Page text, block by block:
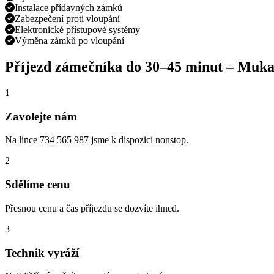
Instalace přídavných zámků
Zabezpečení proti vloupání
Elektronické přístupové systémy
Výměna zámků po vloupání
Příjezd zámečníka do 30–45 minut–
1
Zavolejte nám
Na lince 734 565 987 jsme k dispozici nonstop.
2
Sdělíme cenu
Přesnou cenu a čas příjezdu se dozvíte ihned.
3
Technik vyráží